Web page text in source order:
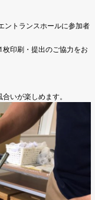
ントランスホールに参加者
印刷・提出のご協力をお
いが楽しめます。